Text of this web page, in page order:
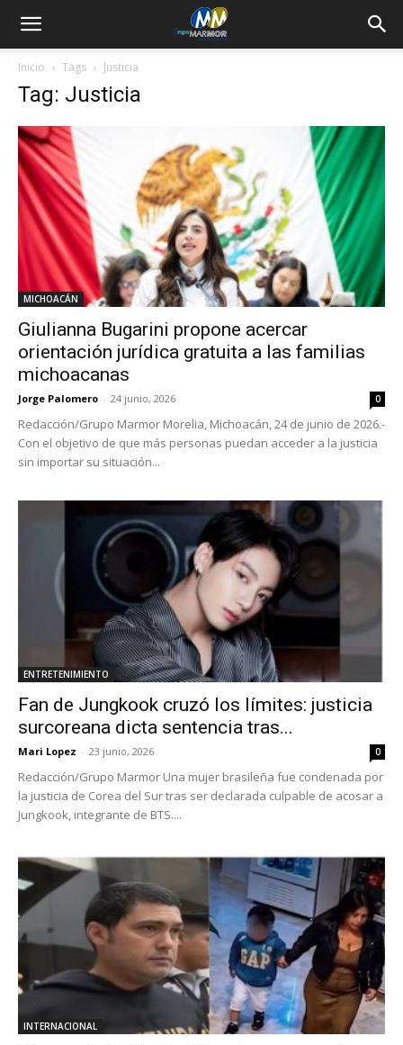
Inicio Tags Justicia
Tag: Justicia
MICHOACÁN
Giulianna Bugarini propone acercar
orientación jurídica gratuita a las familias
michoacanas
Jorge Palomero - 24 junio, 2026 0
Redacción/Grupo Marmor Morelia, Michoacán, 24 de junio de 2026.-
Con el objetivo de que más personas puedan acceder a la justicia
sin importar su situación...
ENTRETENIMIENTO
Fan de Jungkook cruzó los límites: justicia
surcoreana dicta sentencia tras...
Mari Lopez - 23 junio, 2026 0
Redacción/Grupo Marmor Una mujer brasileña fue condenada por
la justicia de Corea del Sur tras ser declarada culpable de acosar a
Jungkook, integrante de BTS....
INTERNACIONAL